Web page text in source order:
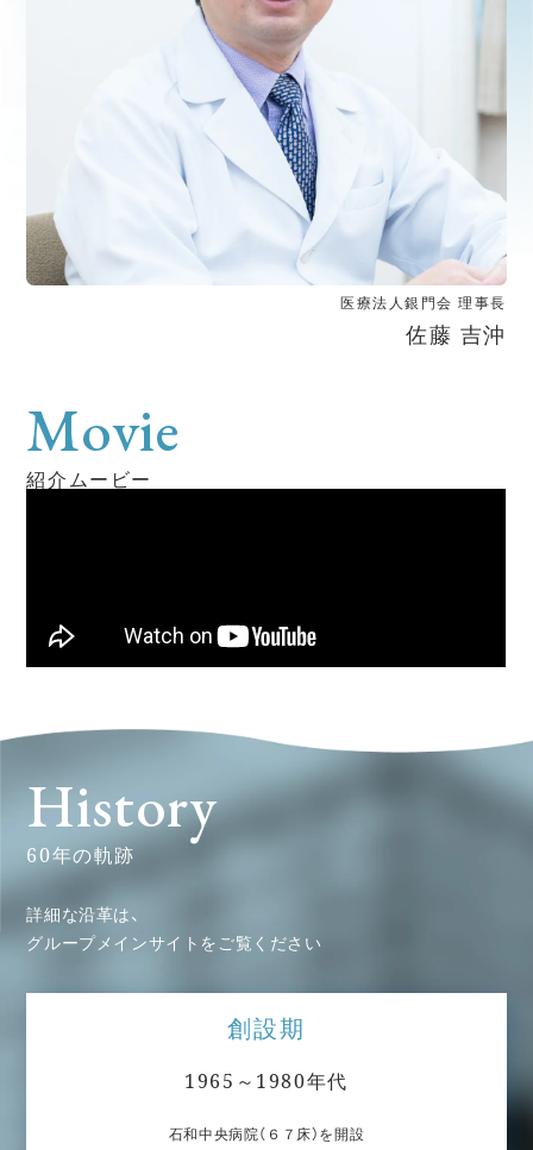
医療法人銀門会 理事長
佐藤 吉沖
Movie
紹介ムービー
History
60年の軌跡
詳細な沿革は、
グループメインサイトをご覧ください
創設期
1965～1980年代
石和中央病院（６７床）を開設